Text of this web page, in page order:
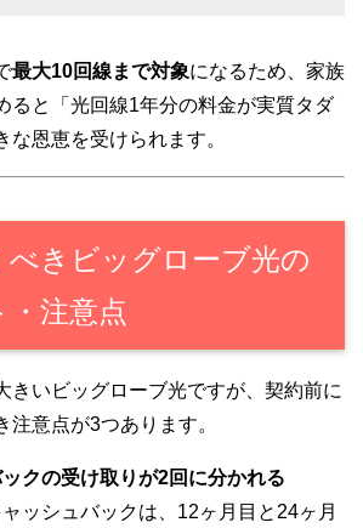
最大10回線まで対象になるため、家族
ると「光回線1年分の料金が実質タダ
な恩恵を受けられます。
べきビッグローブ光の
注意点
きいビッグローブ光ですが、契約前に
注意点が3つあります。
クの受け取りが2回に分かれる
ッシュバックは、12ヶ月目と24ヶ月